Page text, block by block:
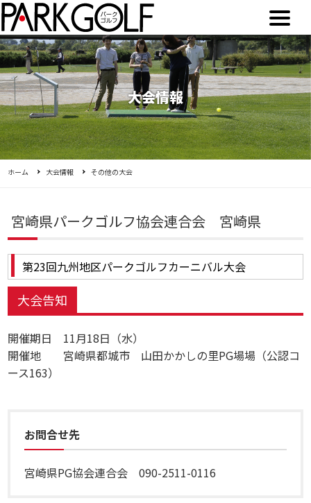
大会情報
ホーム 大会情報 その他の大会
宮崎県パークゴルフ協会連合会 宮崎県
第23回九州地区パークゴルフカーニバル大会
大会告知
開催期日 11月18日（水）
開催地 宮崎県都城市 山田かかしの里PG場場（公認コ
ース163）
お問合せ先
宮崎県PG協会連合会 090-2511-0116